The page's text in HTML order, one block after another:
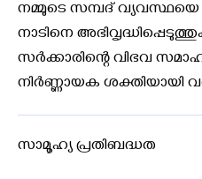
നമ്മുടെ സമ്പദ് വ്യവസ്ഥയെ
നാടിനെ
സർക്കാരിന്റെ വിഭവ
നിർണ്ണായക ശക്തിയായി
സാമൂഹ്യ പ്രതിബദ്ധത